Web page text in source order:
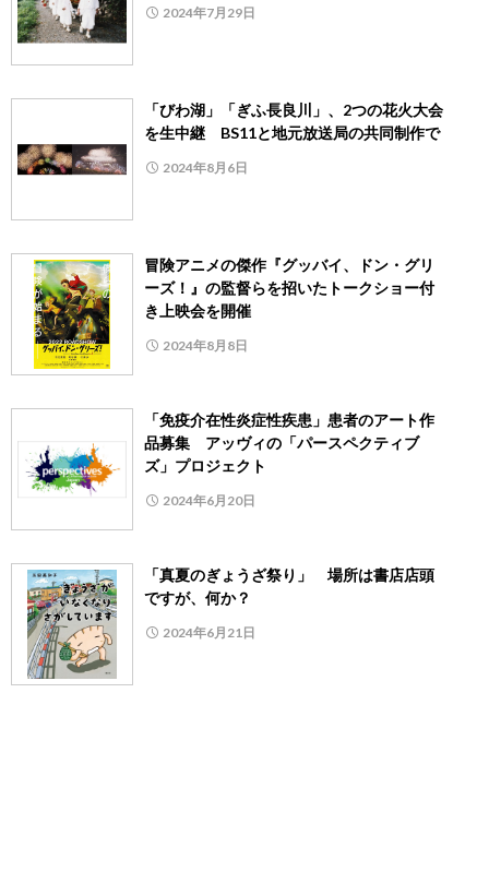
2024年7月29日
「びわ湖」「ぎふ長良川」、2つの花火大会
を生中継 BS11と地元放送局の共同制作で
2024年8月6日
冒険アニメの傑作『グッバイ、ドン・グリ
ーズ！』の監督らを招いたトークショー付
き上映会を開催
2024年8月8日
「免疫介在性炎症性疾患」患者のアート作
品募集 アッヴィの「パースペクティブ
ズ」プロジェクト
2024年6月20日
「真夏のぎょうざ祭り」 場所は書店店頭
ですが、何か？
2024年6月21日